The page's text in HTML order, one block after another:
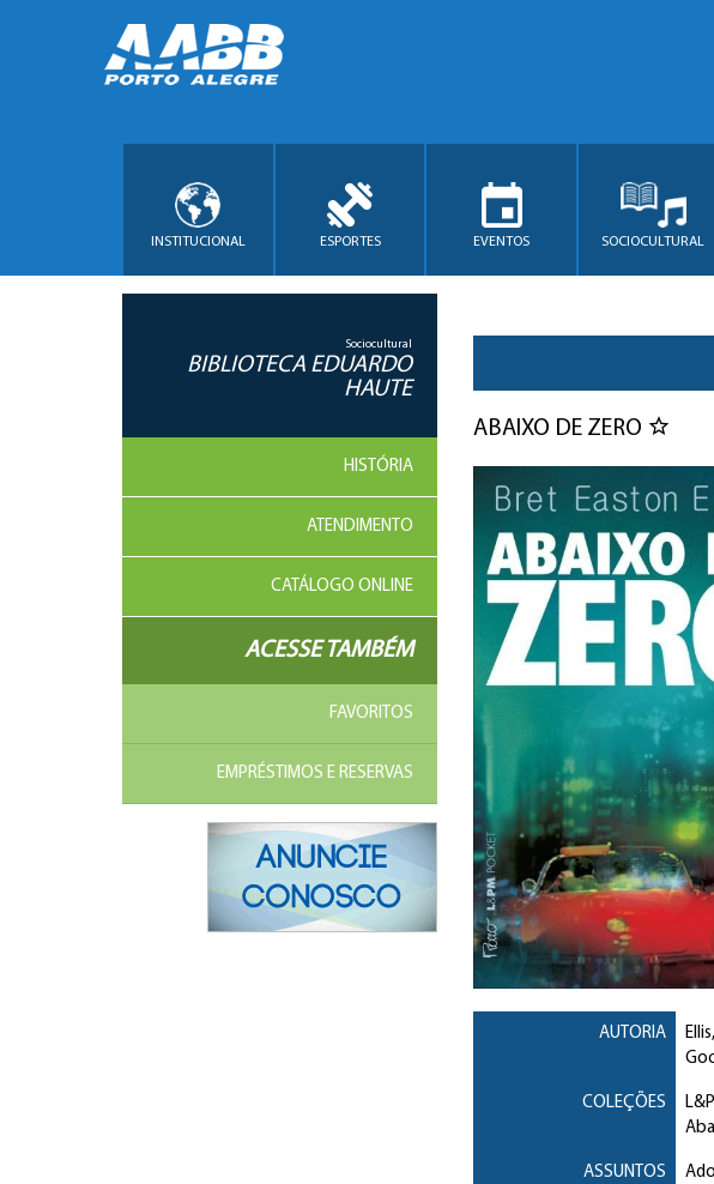
INSTITUCIONAL ESPORTES EVENTOS SOCIOCULTURAL
Sociocultural
BIBLIOTECA EDUARDO
HAUTE
HISTÓRIA
ATENDIMENTO
CATÁLOGO ONLINE
ACESSE TAMBÉM
FAVORITOS
EMPRÉSTIMOS E RESERVAS
ABAIXO DE ZERO
AUTORIA
COLEÇÕES
ASSUNTOS